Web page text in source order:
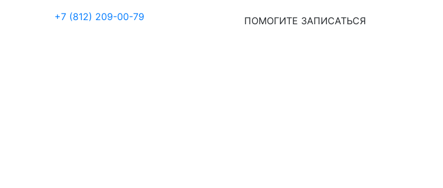
+7 (812) 209-00-79 ПОМОГИТЕ ЗАПИСАТЬСЯ